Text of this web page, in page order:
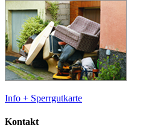
Info + Sperrgutkarte
Kontakt